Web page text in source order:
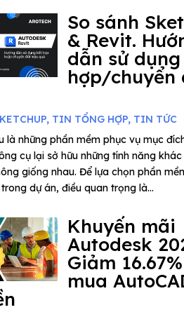
So sánh
& Revit.
dẫn sử
hợp/chuyển
, TIN TỔNG HỢP, TIN TỨC
là những phần mềm phục vụ mục
cụ lại sở hữu những tính năng
giống nhau. Để lựa chọn phần
dự án, điều quan trọng là...
Khuyến mãi
Autodesk
Giảm
mua